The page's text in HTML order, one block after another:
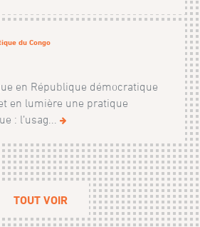
du Congo
en République démocratique
en lumière une pratique
: l’usag...
TOUT VOIR